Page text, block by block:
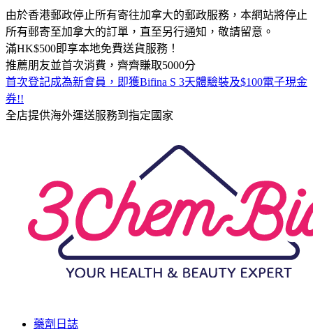
由於香港郵政停止所有寄往加拿大的郵政服務，本網站將停止
所有郵寄至加拿大的訂單，直至另行通知，敬請留意。
滿HK$500即享本地免費送貨服務！
推薦朋友並首次消費，齊齊賺取5000分
首次登記成為新會員，即獲Bifina S 3天體驗裝及$100電子現金
券!!
全店提供海外運送服務到指定國家
藥劑日誌